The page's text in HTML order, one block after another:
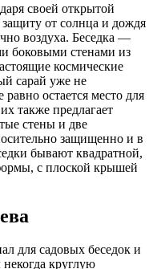
своей открытой
от солнца и дождя
воздуха. Беседка —
боковыми стенами из
космические
сарай уже не
остается место для
также предлагает
стены и две
защищенно и в
бывают квадратной,
с плоской крышей
для садовых беседок и
круглую